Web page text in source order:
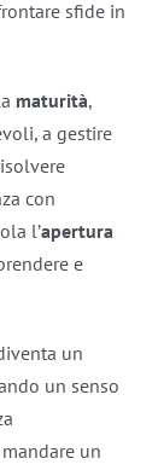
sfide in
maturità,
a gestire
con
l’apertura
e
un
un senso
un